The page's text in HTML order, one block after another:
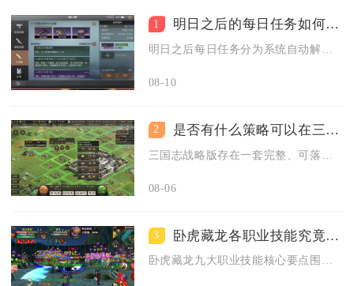
1 明日之后的每日任务如何触发
08-10
2 是否有什么策略可以在三国志战略版中轻松获得武将
08-06
3 卧虎藏龙各职业技能究竟涵盖了哪些要点
卧虎藏龙九大职业技能核心要点围绕门派定位分为坦系控制、远程爆...